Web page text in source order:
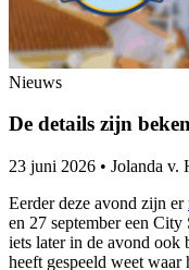
Nieuws
De details zijn
23 juni 2026 • Jolanda v.
Eerder deze avond zijn er
en 27 september een
iets later in de avond ook
heeft gespeeld weet